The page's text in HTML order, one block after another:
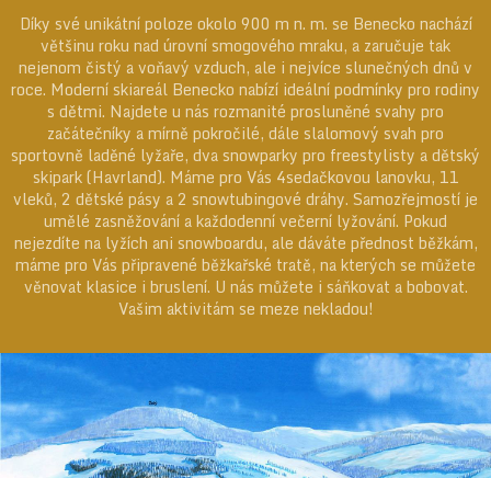
Díky své unikátní poloze okolo 900 m n. m. se Benecko nachází
většinu roku nad úrovní smogového mraku, a zaručuje tak
nejenom čistý a voňavý vzduch, ale i nejvíce slunečných dnů v
roce. Moderní skiareál Benecko nabízí ideální podmínky pro rodiny
s dětmi. Najdete u nás rozmanité prosluněné svahy pro
začátečníky a mírně pokročilé, dále slalomový svah pro
sportovně laděné lyžaře, dva snowparky pro freestylisty a dětský
skipark (Havrland). Máme pro Vás 4sedačkovou lanovku, 11
vleků, 2 dětské pásy a 2 snowtubingové dráhy. Samozřejmostí je
umělé zasněžování a každodenní večerní lyžování. Pokud
nejezdíte na lyžích ani snowboardu, ale dáváte přednost běžkám,
máme pro Vás připravené běžkařské tratě, na kterých se můžete
věnovat klasice i bruslení. U nás můžete i sáňkovat a bobovat.
Vašim aktivitám se meze nekladou!